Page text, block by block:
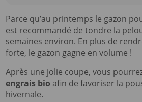
Parce qu’au printemps le gazon
est recommandé de tondre la
semaines environ. En plus de
forte, le gazon gagne en volume !
Après une jolie coupe, vous
engrais bio afin de favoriser la
hivernale.